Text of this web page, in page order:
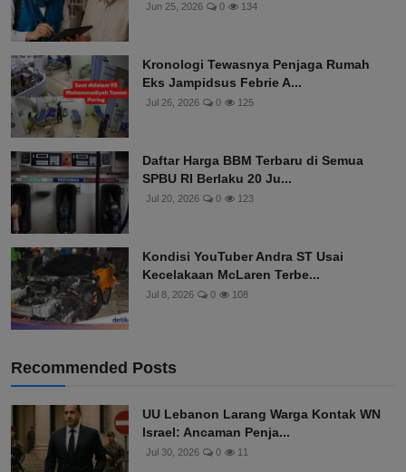
Jun 25, 2026 0 134
Kronologi Tewasnya Penjaga Rumah
Eks Jampidsus Febrie A...
Jul 26, 2026 0 125
Daftar Harga BBM Terbaru di Semua
SPBU RI Berlaku 20 Ju...
Jul 20, 2026 0 123
Kondisi YouTuber Andra ST Usai
Kecelakaan McLaren Terbe...
Jul 8, 2026 0 108
Recommended Posts
UU Lebanon Larang Warga Kontak WN
Israel: Ancaman Penja...
Jul 30, 2026 0 11